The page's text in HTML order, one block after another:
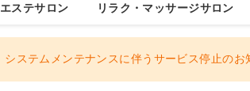
エステサロン リラク・マッサージサロン
システムメンテナンスに伴うサービス停止の